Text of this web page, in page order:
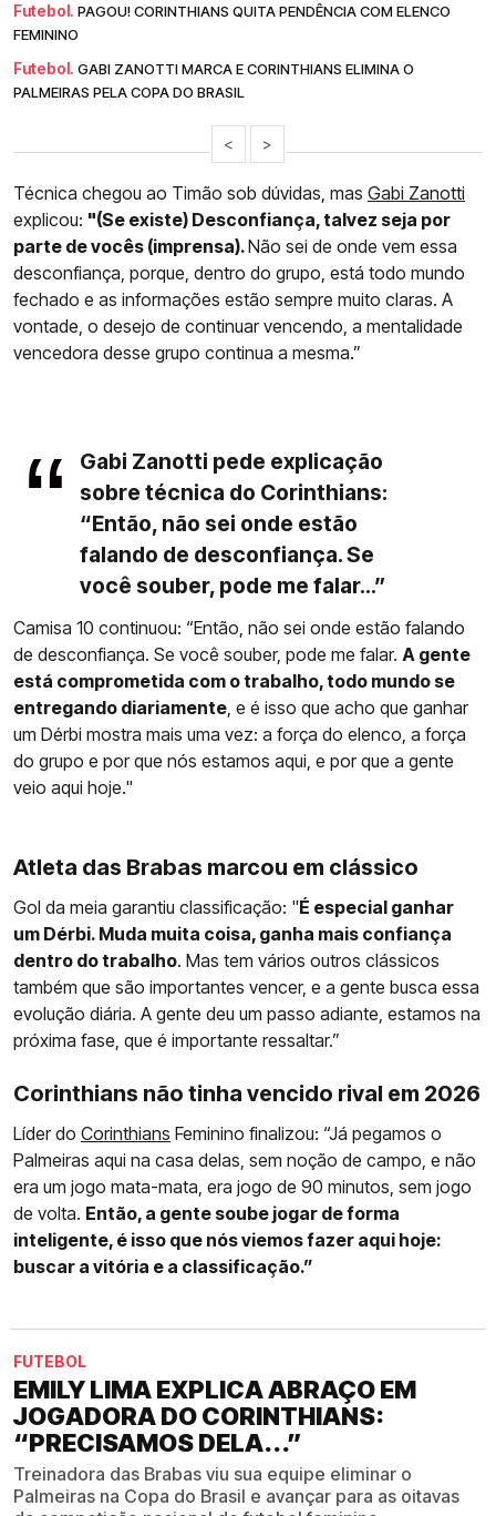
Futebol. PAGOU! CORINTHIANS QUITA PENDÊNCIA COM ELENCO
FEMININO
Futebol. GABI ZANOTTI MARCA E CORINTHIANS ELIMINA O
PALMEIRAS PELA COPA DO BRASIL
< >
Técnica chegou ao Timão sob dúvidas, mas Gabi Zanotti
explicou: "(Se existe) Desconfiança, talvez seja por
parte de vocês (imprensa).Não sei de onde vem essa
desconfiança, porque, dentro do grupo, está todo mundo
fechado e as informações estão sempre muito claras. A
vontade, o desejo de continuar vencendo, a mentalidade
vencedora desse grupo continua a mesma.”
Gabi Zanotti pede explicação
sobre técnica do Corinthians:
“Então, não sei onde estão
falando de desconfiança. Se
você souber, pode me falar...”
Camisa 10 continuou: “Então, não sei onde estão falando
de desconfiança. Se você souber, pode me falar. A gente
está comprometida com o trabalho, todo mundo se
entregando diariamente, e é isso que acho que ganhar
um Dérbi mostra mais uma vez: a força do elenco, a força
do grupo e por que nós estamos aqui, e por que a gente
veio aqui hoje."
Atleta das Brabas marcou em clássico
Gol da meia garantiu classificação: "É especial ganhar
um Dérbi. Muda muita coisa, ganha mais confiança
dentro do trabalho. Mas tem vários outros clássicos
também que são importantes vencer, e a gente busca essa
evolução diária. A gente deu um passo adiante, estamos na
próxima fase, que é importante ressaltar.”
Corinthians não tinha vencido rival em 2026
Líder do Corinthians Feminino finalizou: “Já pegamos o
Palmeiras aqui na casa delas, sem noção de campo, e não
era um jogo mata-mata, era jogo de 90 minutos, sem jogo
de volta. Então, a gente soube jogar de forma
inteligente, é isso que nós viemos fazer aqui hoje:
buscar a vitória e a classificação.”
FUTEBOL
EMILY LIMA EXPLICA ABRAÇO EM
JOGADORA DO CORINTHIANS:
“PRECISAMOS DELA...”
Treinadora das Brabas viu sua equipe eliminar o
Palmeiras na Copa do Brasil e avançar para as oitavas